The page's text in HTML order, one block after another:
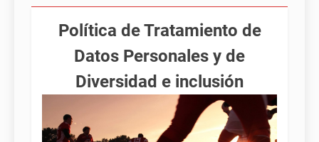
Política de Tratamiento de
Datos Personales y de
Diversidad e inclusión